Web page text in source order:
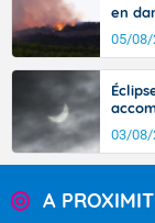
en
05/08/
03/08/
A